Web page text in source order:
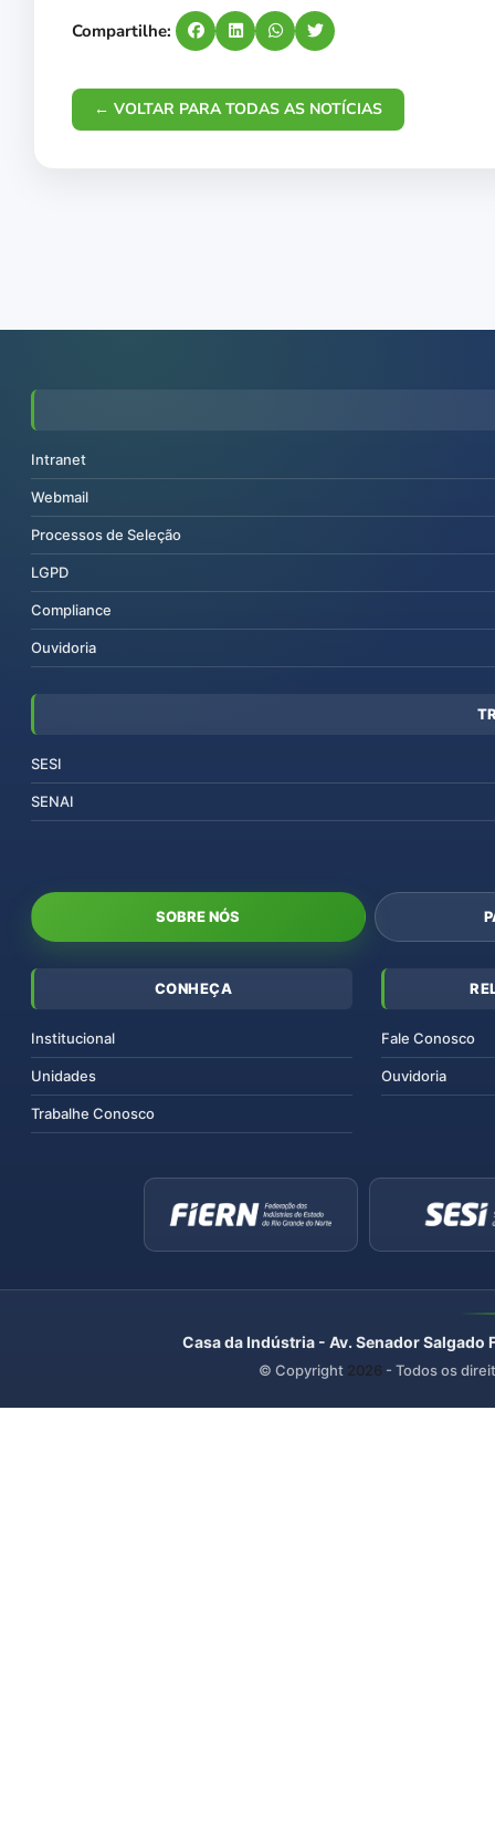
Compartilhe:
← VOLTAR PARA TODAS AS NOTÍCIAS
Intranet
Webmail
Processos de Seleção
LGPD
Compliance
Ouvidoria
SESI
SENAI
SOBRE NÓS
CONHEÇA
Institucional
Unidades
Trabalhe Conosco
Fale Conosco
Ouvidoria
Casa da Indústria - Av. Senador
© Copyright 2026 - Todos os